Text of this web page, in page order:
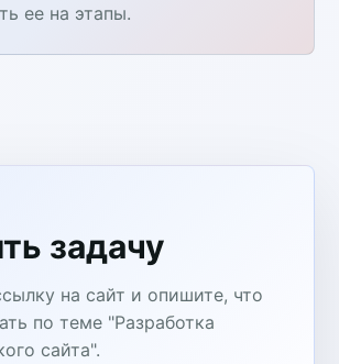
ее на этапы.
задачу
на сайт и опишите, что
по теме "Разработка
сайта".